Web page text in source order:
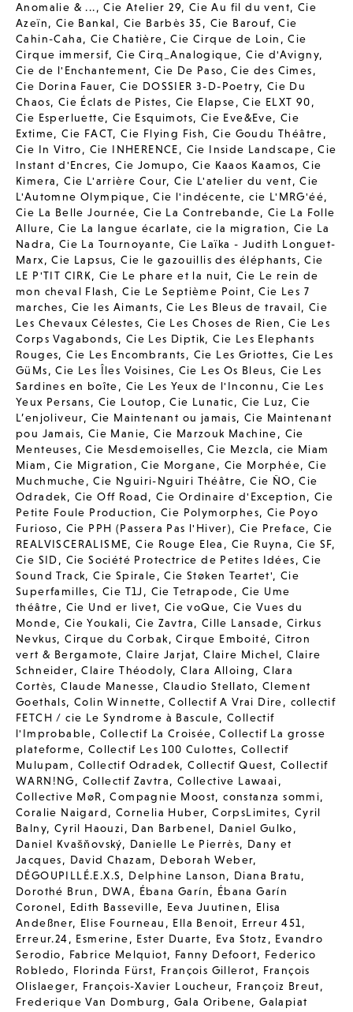
Anomalie & ...,Cie Atelier 29, Cie Au fil du vent, Cie
Azeïn, Cie Bankal, Cie Barbès 35, Cie Barouf,Cie
Cahin-Caha, Cie Chatière,Cie Cirque de Loin ,Cie
Cirque immersif, Cie Cirq_Analogique,Cie d'Avigny,
Cie de l'Enchantement,Cie De Paso,Cie des Cimes,
Cie Dorina Fauer,Cie DOSSIER 3-D-Poetry, Cie Du
Chaos, Cie Éclats de Pistes, Cie Elapse,Cie ELXT 90,
Cie Esperluette, Cie Esquimots, Cie Eve&Eve,Cie
Extime,Cie FACT,Cie Flying Fish,Cie Goudu Théâtre,
Cie In Vitro, Cie INHERENCE, Cie Inside Landscape,Cie
Instant d'Encres,Cie Jomupo,Cie Kaaos Kaamos,Cie
Kimera,Cie L'arrière Cour,Cie L'atelier du vent,Cie
L'Automne Olympique,Cie l'indécente,cie L'MRG'éé,
Cie La Belle Journée, Cie La Contrebande, Cie La Folle
Allure,Cie La langue écarlate, cie la migration,Cie La
Nadra, Cie La Tournoyante, Cie Laïka - Judith Longuet-
Marx,Cie Lapsus,Cie le gazouillis des éléphants,Cie
LE P'TIT CIRK,Cie Le phare et la nuit,Cie Le rein de
mon cheval Flash,Cie Le Septième Point,Cie Les 7
marches, Cie les Aimants,Cie Les Bleus de travail, Cie
Les Chevaux Célestes, Cie Les Choses de Rien ,Cie Les
Corps Vagabonds, Cie Les Diptik,Cie Les Elephants
Rouges,Cie Les Encombrants, Cie Les Griottes, Cie Les
GüMs,Cie Les Îles Voisines, Cie Les Os Bleus, Cie Les
Sardines en boîte, Cie Les Yeux de l'Inconnu ,Cie Les
Yeux Persans, Cie Loutop ,Cie Lunatic, Cie Luz,Cie
L’enjoliveur, Cie Maintenant ou jamais,Cie Maintenant
pou Jamais, Cie Manie,Cie Marzouk Machine, Cie
Menteuses,Cie Mesdemoiselles,Cie Mezcla,cie Miam
Miam ,Cie Migration ,Cie Morgane, Cie Morphée, Cie
Muchmuche,Cie Nguiri-Nguiri Théâtre,Cie ÑO,Cie
Odradek, Cie Off Road,Cie Ordinaire d'Exception,Cie
Petite Foule Production,Cie Polymorphes, Cie Poyo
Furioso, Cie PPH (Passera Pas l'Hiver),Cie Preface,Cie
REALVISCERALISME,Cie Rouge Elea , Cie Ruyna,Cie SF,
Cie SID, Cie Société Protectrice de Petites Idées,Cie
Sound Track,Cie Spirale,Cie Støken Teartet', Cie
Superfamilles,Cie T1J , Cie Tetrapode, Cie Ume
théâtre, Cie Und er livet, Cie voQue,Cie Vues du
Monde, Cie Youkali,Cie Zavtra, Cille Lansade, Cirkus
Nevkus,Cirque du Corbak,Cirque Emboité, Citron
vert & Bergamote,Claire Jarjat,Claire Michel,Claire
Schneider,Claire Théodoly,Clara Alloing,Clara
Cortès,Claude Manesse, Claudio Stellato, Clement
Goethals,Colin Winnette,Collectif A Vrai Dire, collectif
FETCH / cie Le Syndrome à Bascule,Collectif
l'Improbable, Collectif La Croisée,Collectif La grosse
plateforme, Collectif Les 100 Culottes,Collectif
Mulupam , Collectif Odradek,Collectif Quest,Collectif
WARN!NG, Collectif Zavtra, Collective Lawaai,
Collective MøR,Compagnie Moost,constanza sommi,
Coralie Naigard, Cornelia Huber,CorpsLimites, Cyril
Balny, Cyril Haouzi, Dan Barbenel, Daniel Gulko,
Daniel Kvašňovský, Danielle Le Pierrès, Dany et
Jacques, David Chazam, Deborah Weber,
DÉGOUPILLÉ.E.X.S, Delphine Lanson, Diana Bratu,
Dorothé Brun , DWA, Ébana Garín, Ébana Garín
Coronel, Edith Basseville, Eeva Juutinen, Elisa
Andeßner, Elise Fourneau , Ella Benoit, Erreur 451,
Erreur.24, Esmerine, Ester Duarte, Eva Stotz , Evandro
Serodio, Fabrice Melquiot, Fanny Defoort, Federico
Robledo, Florinda Fürst, François Gillerot, François
Olislaeger, François-Xavier Loucheur, Françoiz Breut,
Frederique Van Domburg , Gala Oribene,Galapiat